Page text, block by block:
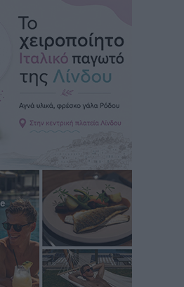
εφησυχασμού
ανοίγει ξανά το
μουσείο από τη Λέσχη
τουρίστες – Πάνω από 1 εκατ.
Οι ημερομηνίες των
περιόδου